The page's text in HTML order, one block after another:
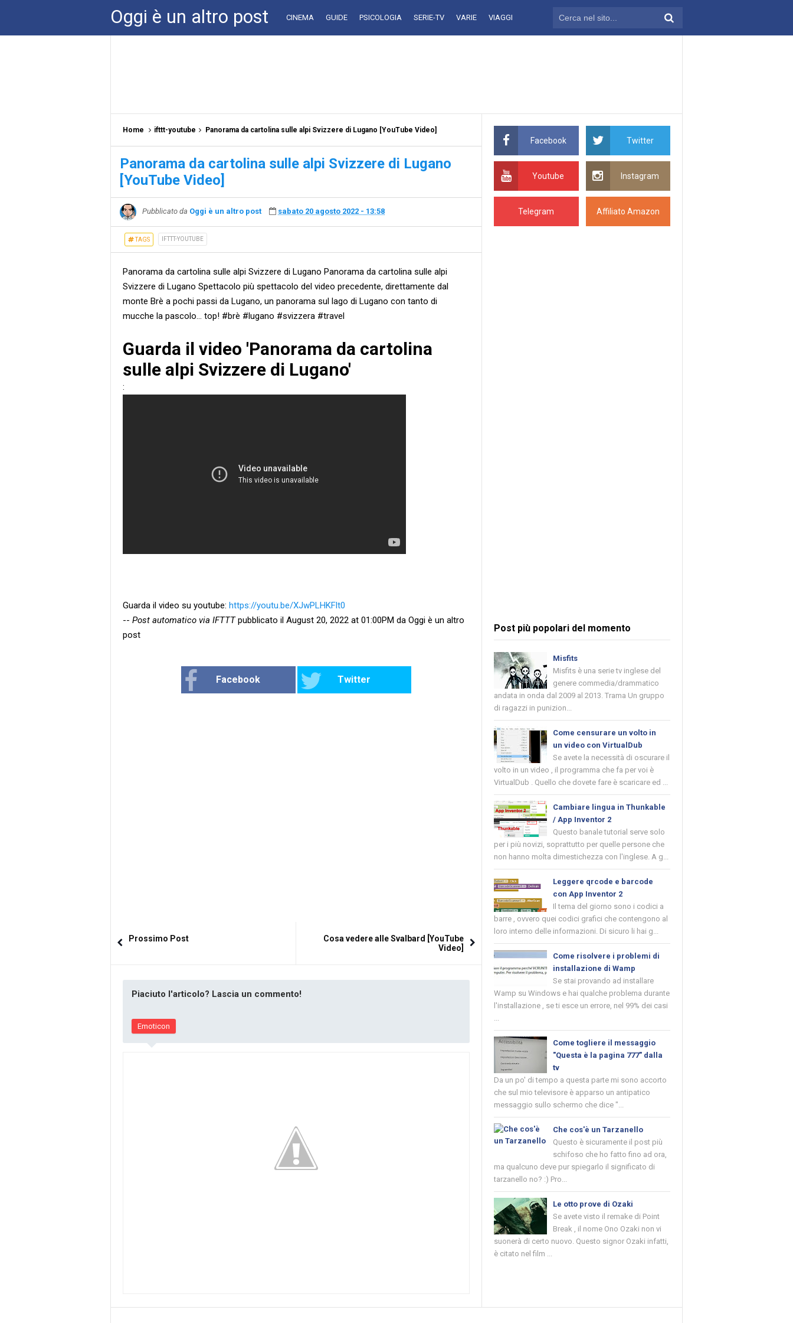
Oggi è un altro post CINEMA GUIDE PSICOLOGIA SERIE-TV VARIE VIAGGI
Home ifttt-youtube Panorama da cartolina sulle alpi Svizzere di Lugano [YouTube Video]
Panorama da cartolina sulle alpi Svizzere di Lugano
[YouTube Video]
Pubblicato da Oggi è un altro post sabato 20 agosto 2022 - 13:58
TAGS IFTTT-YOUTUBE
Panorama da cartolina sulle alpi Svizzere di Lugano Panorama da cartolina sulle alpi
Svizzere di Lugano Spettacolo più spettacolo del video precedente, direttamente dal
monte Brè a pochi passi da Lugano, un panorama sul lago di Lugano con tanto di
mucche la pascolo... top! #brè #lugano #svizzera #travel
Guarda il video 'Panorama da cartolina
sulle alpi Svizzere di Lugano'
:
Guarda il video su youtube: https://youtu.be/XJwPLHKFlt0
-- Post automatico via IFTTTpubblicato il August 20, 2022 at 01:00PM da Oggi è un altro
post
Facebook Twitter
Prossimo Post
Cosa vedere alle Svalbard [YouTube
Video]
Piaciuto l'articolo? Lascia un commento!
Emoticon
Facebook Twitter
Youtube Instagram
Telegram Affiliato Amazon
Post più popolari del momento
Misfits
Misfits è una serie tv inglese del
genere commedia/drammatico
andata in onda dal 2009 al 2013. Trama Un gruppo
di ragazzi in punizion...
Come censurare un volto in
un video con VirtualDub
Se avete la necessità di oscurare il
volto in un video , il programma che fa per voi è
VirtualDub . Quello che dovete fare è scaricare ed ...
Cambiare lingua in Thunkable
/ App Inventor 2
Questo banale tutorial serve solo
per i più novizi, soprattutto per quelle persone che
non hanno molta dimestichezza con l'inglese. A g...
Leggere qrcode e barcode
con App Inventor 2
Il tema del giorno sono i codici a
barre , ovvero quei codici grafici che contengono al
loro interno delle informazioni. Di sicuro li hai g...
Come risolvere i problemi di
installazione di Wamp
Se stai provando ad installare
Wamp su Windows e hai qualche problema durante
l'installazione , se ti esce un errore, nel 99% dei casi
...
Come togliere il messaggio
"Questa è la pagina 777" dalla
tv
Da un po' di tempo a questa parte mi sono accorto
che sul mio televisore è apparso un antipatico
messaggio sullo schermo che dice "...
Che cos'è un Tarzanello
Questo è sicuramente il post più
schifoso che ho fatto fino ad ora,
ma qualcuno deve pur spiegarlo il significato di
tarzanello no? :) Pro...
Le otto prove di Ozaki
Se avete visto il remake di Point
Break , il nome Ono Ozaki non vi
suonerà di certo nuovo. Questo signor Ozaki infatti,
è citato nel film ...